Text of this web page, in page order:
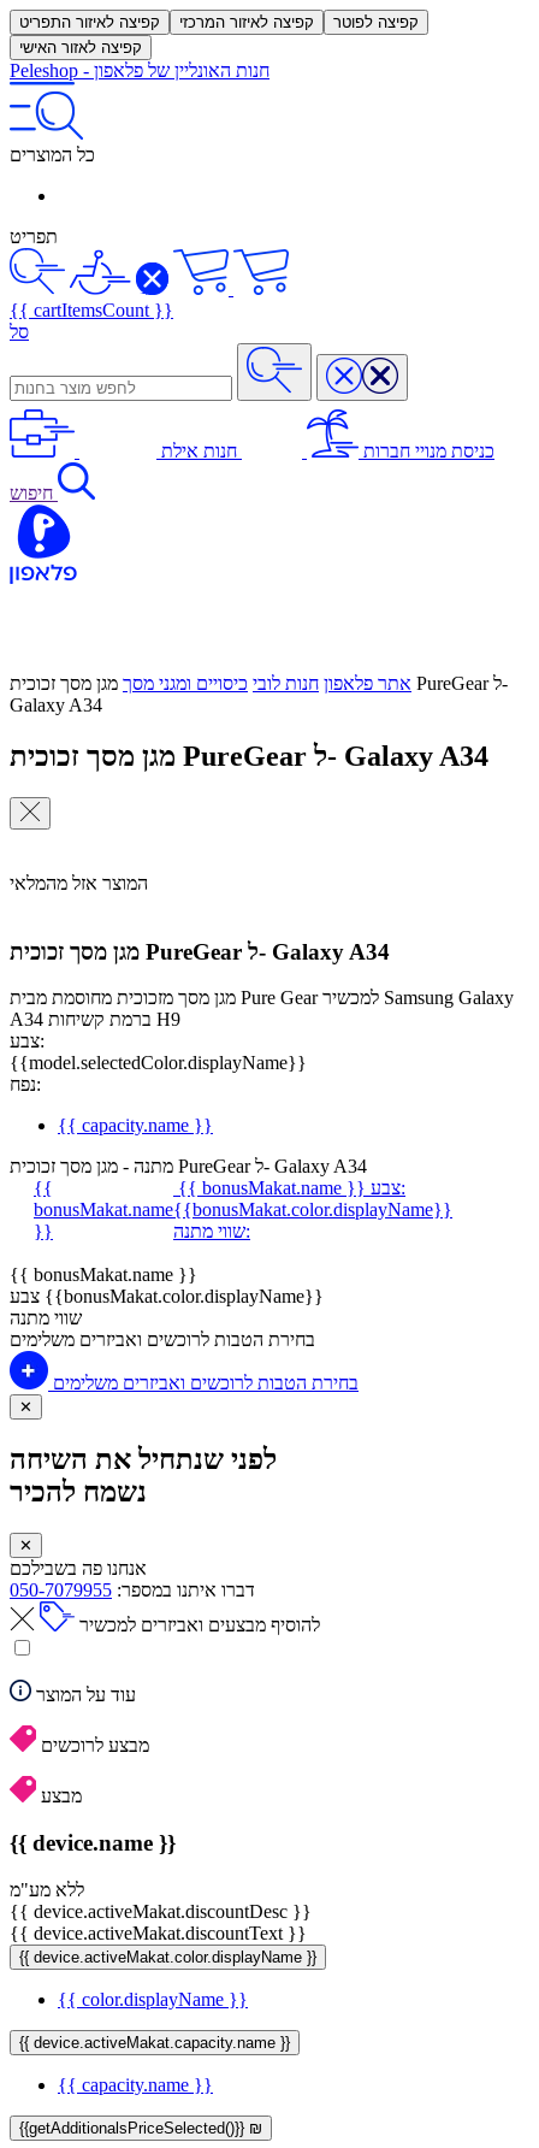
קפיצה לאיזור התפריט קפיצה לאיזור המרכזי
קפיצה לפוטר
קפיצה לאזור האישי
Peleshop - חנות האונליין של פלאפון
כל המוצרים
תפריט
{{ cartItemsCount }}
סל
כניסת מנויי חברות חנות אילת
חיפוש
אתר פלאפון חנות לובי כיסויים ומגני מסך מגן מסך זכוכית PureGear ל-
Galaxy A34
מגן מסך זכוכית PureGear ל- Galaxy A34
המוצר אזל מהמלאי
מגן מסך זכוכית PureGear ל- Galaxy A34
מגן מסך מזכוכית מחוסמת מבית Pure Gear למכשיר Samsung Galaxy
A34 ברמת קשיחות H9
צבע:
{{model.selectedColor.displayName}}
נפח:
{{ capacity.name }}
מתנה - מגן מסך זכוכית PureGear ל- Galaxy A34
{{
bonusMakat.name
}}
{{ bonusMakat.name }}
צבע:
{{bonusMakat.color.displayName}}
שווי מתנה:
{{ bonusMakat.name }}
צבע {{bonusMakat.color.displayName}}
שווי מתנה
בחירת הטבות לרוכשים ואביזרים משלימים
בחירת הטבות לרוכשים ואביזרים משלימים
✕
לפני שנתחיל את השיחה
נשמח להכיר
✕
אנחנו פה בשבילכם
דברו איתנו במספר: 050-7079955
להוסיף מבצעים ואביזרים למכשיר
עוד על המוצר
מבצע לרוכשים
מבצע
{{ device.name }}
ללא מע"מ
{{ device.activeMakat.discountDesc }}
{{ device.activeMakat.discountText }}
{{ device.activeMakat.color.displayName }}
{{ color.displayName }}
{{ device.activeMakat.capacity.name }}
{{ capacity.name }}
{{getAdditionalsPriceSelected()}} ₪